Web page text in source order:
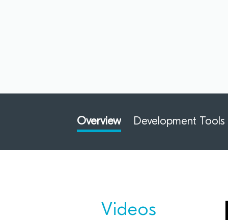
Overview Development Tools
Videos